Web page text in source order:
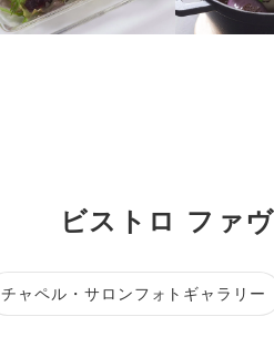
ビストロ ファ
チャペル・サロンフォトギャラリー